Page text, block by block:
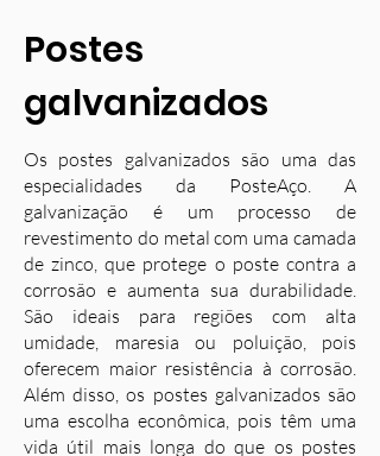
Postes
galvanizados
Os postes galvanizados são uma das
especialidades da PosteAço. A
galvanização é um processo de
revestimento do metal com uma camada
de zinco, que protege o poste contra a
corrosão e aumenta sua durabilidade.
São ideais para regiões com alta
umidade, maresia ou poluição, pois
oferecem maior resistência à corrosão.
Além disso, os postes galvanizados são
uma escolha econômica, pois têm uma
vida útil mais longa do que os postes